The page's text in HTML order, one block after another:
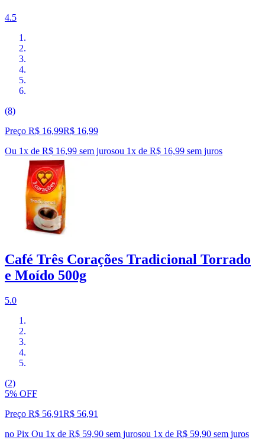
4.5
(8)
Preço R$ 16,99R$ 16,99
Ou 1x de R$ 16,99 sem jurosou 1x de R$ 16,99 sem juros
Café Três Corações Tradicional Torrado
e Moído 500g
5.0
(2)
5% OFF
Preço R$ 56,91R$ 56,91
no Pix Ou 1x de R$ 59,90 sem jurosou 1x de R$ 59,90 sem juros